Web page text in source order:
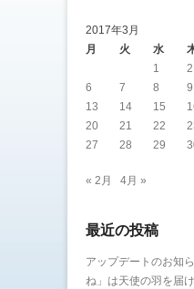
2017年3月
月
火 水
1
2
6
7 8 9
13
14 15
20
21 22
27
28 29
« 2月 4月 »
最近の投稿
アップデートのお知
ね」は天使の羽を届